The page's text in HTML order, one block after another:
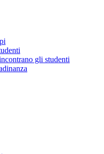
gli studenti